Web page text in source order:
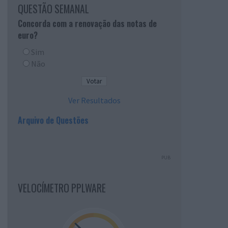
QUESTÃO SEMANAL
Concorda com a renovação das notas de
euro?
Sim
Não
Ver Resultados
Arquivo de Questões
PUB
VELOCÍMETRO PPLWARE